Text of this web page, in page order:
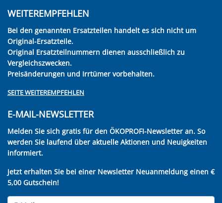
WEITEREMPFEHLEN
Bei den genannten Ersatzteilen handelt es sich nicht um
Original-Ersatzteile.
Original Ersatzteilnummern dienen ausschließlich zu
Vergleichszwecken.
Preisänderungen und Irrtümer vorbehalten.
SEITE WEITEREMPFEHLEN
E-MAIL-NEWSLETTER
Melden Sie sich gratis für den ÖKOPROFI-Newsletter an. So
werden Sie laufend über aktuelle Aktionen und Neuigkeiten
informiert.
Jetzt erhalten Sie bei einer Newsletter Neuanmeldung einen €
5,00 Gutschein!